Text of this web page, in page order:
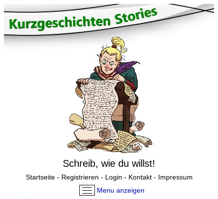
Schreib, wie du willst!
Startseite- Registrieren - Login - Kontakt- Impressum
Menu anzeigen